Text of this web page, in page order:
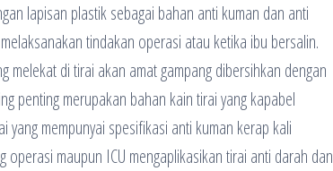
lapisan plastik sebagai bahan anti kuman dan anti
tindakan operasi atau ketika ibu bersalin.
melekat di tirai akan amat gampang dibersihkan dengan
penting merupakan bahan kain tirai yang kapabel
yang mempunyai spesifikasi anti kuman kerap kali
maupun ICU mengaplikasikan tirai anti darah dan